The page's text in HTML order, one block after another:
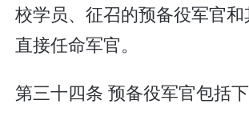
校学员、征召的预备役军官和
直接任命军官。
第三十四条 预备役军官包括